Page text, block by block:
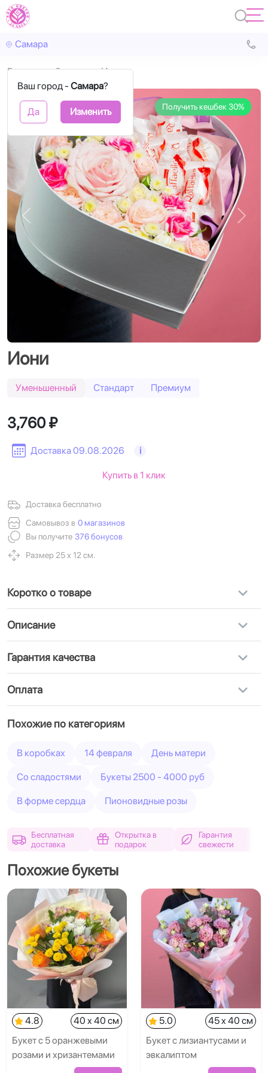
Самара
Ваш город - Самара?
Да Изменить
Главная Сердца Иони
Получить кешбек 30%
Назад
Иони
Уменьшенный Стандарт Премиум
Доставка 09.08.2026 i
3,760 ₽
Доставка бесплатно
Самовывоз в 0 магазинов
Вы получите 376 бонусов
Размер 25 х 12 см.
Купить в 1 клик
Коротко о товаре
Описание
Гарантия качества
Оплата
Похожие по категориям
В коробках 14 февраля День матери
Cо сладостями Букеты 2500 - 4000 руб
В форме сердца Пионовидные розы
Бесплатная
доставка
Открытка в
подарок
Гарантия
свежести
Похожие букеты
4.8
40 x 40 см
Букет с 5 оранжевыми
розами и хризантемами
5.0
45 x 40 см
Букет с лизиантусами и
эвкалиптом